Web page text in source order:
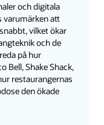
och digitala
varumärken att
vilket ökar
och de
på hur
Bell, Shake Shack,
restaurangernas
den ökade